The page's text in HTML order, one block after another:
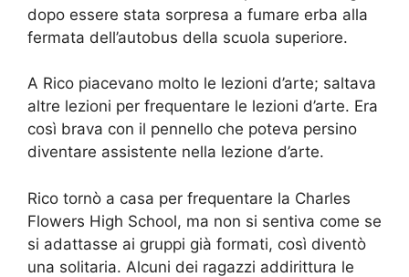
dopo essere stata sorpresa a fumare erba alla
fermata dell’autobus della scuola superiore.
A Rico piacevano molto le lezioni d’arte; saltava
altre lezioni per frequentare le lezioni d’arte. Era
così brava con il pennello che poteva persino
diventare assistente nella lezione d’arte.
Rico tornò a casa per frequentare la Charles
Flowers High School, ma non si sentiva come se
si adattasse ai gruppi già formati, così diventò
una solitaria. Alcuni dei ragazzi addirittura le